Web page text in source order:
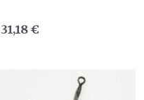
31,18€